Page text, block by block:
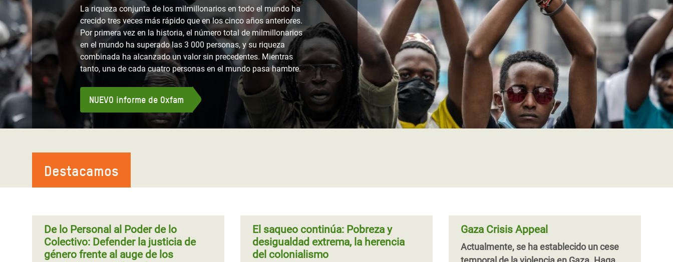
Conflictos y Desastres
Desigualdad Extrema y
Servicios Sociales Básicos
Inequality and Rights in a
Gender, Rights, and Justice
Crisis Climática y Alimentaria
en África Oriental
Crisis de Personas Refugiadas
en Sudán del Sur
Crisis de Refugiados Rohinyá
en Bangladesh
Crisis en Siria
#ActuaPorElClima
Erradiquemos el Sufrimiento Humano que
se Oculta tras los Alimentos
¡Basta! Acabemos con las violencias contra
mujeres y niñas
La riqueza conjunta de los milmillonarios en todo el mundo ha
crecido tres veces más rápido que en los cinco años anteriores.
Por primera vez en la historia, el número total de milmillonarios
en el mundo ha superado las 3 000 personas, y su riqueza
combinada ha alcanzado un valor sin precedentes. Mientras
tanto, una de cada cuatro personas en el mundo pasa hambre.
NUEVO informe de Oxfam
Destacamos
De lo Personal al Poder de lo
Colectivo: Defender la justicia de
género frente al auge de los
El saqueo continúa: Pobreza y
desigualdad extrema, la herencia
del colonialismo
Gaza Crisis Appeal
Actualmente, se ha establecido un cese